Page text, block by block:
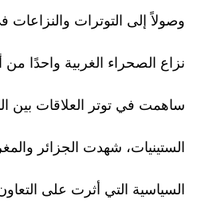
وصولاً إلى التوترات والنزاعات
نزاع الصحراء الغربية واحدًا من
ساهمت في توتر العلاقات بين
الستينيات، شهدت الجزائر
السياسية التي أثرت على